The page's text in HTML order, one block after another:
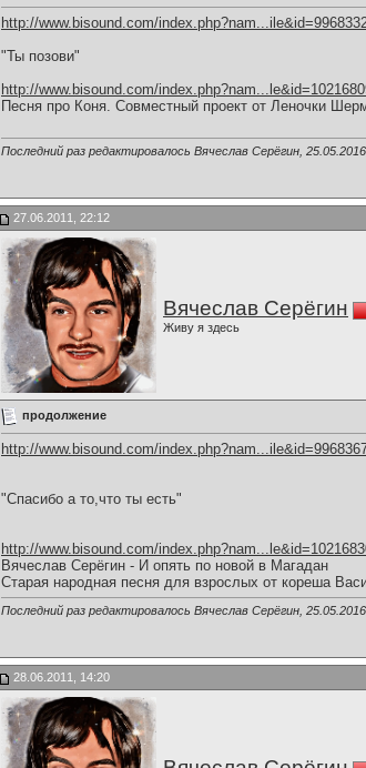
http://www.bisound.com/
"Ты позови"
http://www.bisound.com/
Песня про Коня. Совместный проект от Леночки
Последний раз редактировалось Вячеслав Серёгин,
27.06.2011, 22:12
Вячеслав Серёгин
Живу я здесь
продолжение
http://www.bisound.com/
"Спасибо а то,что ты есть"
http://www.bisound.com/
Вячеслав Серёгин - И опять по новой в Магадан
Старая народная песня для взрослых от кореша
Последний раз редактировалось Вячеслав Серёгин,
28.06.2011, 14:20